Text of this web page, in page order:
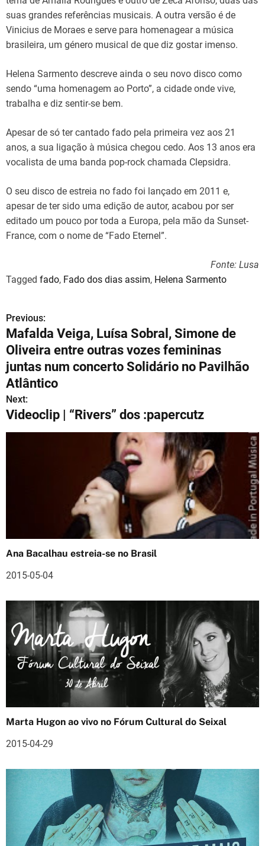
suas grandes referências musicais. A outra versão é de
Vinicius de Moraes e serve para homenagear a música
brasileira, um género musical de que diz gostar imenso.
Helena Sarmento descreve ainda o seu novo disco como
sendo “uma homenagem ao Porto”, a cidade onde vive,
trabalha e diz sentir-se bem.
Apesar de só ter cantado fado pela primeira vez aos 21
anos, a sua ligação à música chegou cedo. Aos 13 anos era
vocalista de uma banda pop-rock chamada Clepsidra.
O seu disco de estreia no fado foi lançado em 2011 e,
apesar de ter sido uma edição de autor, acabou por ser
editado um pouco por toda a Europa, pela mão da Sunset-
France, com o nome de “Fado Eternel”.
Fonte: Lusa
Tagged fado, Fado dos dias assim, Helena Sarmento
N
a
v
e
g
a
e
a
g
s
Previous:
Mafalda Veiga, Luísa Sobral, Simone de
Oliveira entre outras vozes femininas
juntas num concerto Solidário no Pavilhão
Atlântico
Next:
Videoclip | “Rivers” dos :papercutz
Ana Bacalhau estreia-se no Brasil
2015-05-04
Marta Hugon ao vivo no Fórum Cultural do Seixal
2015-04-29